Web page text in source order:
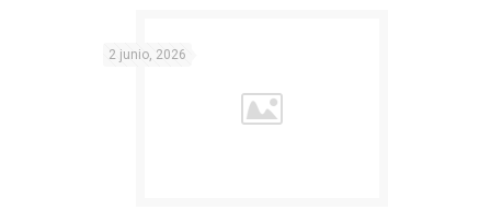
2 junio, 2026